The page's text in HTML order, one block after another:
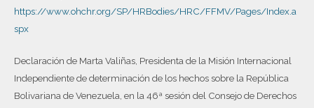
https://www.ohchr.org/SP/HRBodies/HRC/FFMV/Pages/Index.a
spx
Declaración de Marta Valiñas, Presidenta de la Misión Internacional
Independiente de determinación de los hechos sobre la República
Bolivariana de Venezuela, en la 46ª sesión del Consejo de Derechos